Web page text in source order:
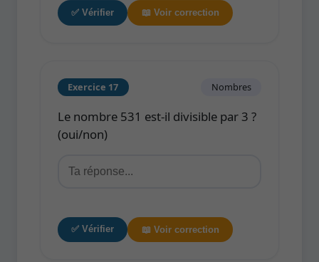
✅ Vérifier 📖 Voir correction
Exercice 17 Nombres
Le nombre 531 est-il divisible par 3 ?
(oui/non)
✅ Vérifier 📖 Voir correction